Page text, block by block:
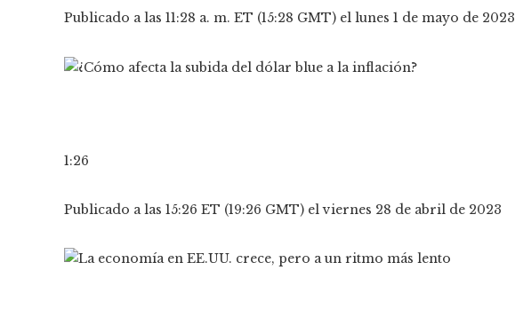
Publicado a las 11:28 a. m. ET (15:28 GMT) el lunes 1 de mayo de 2023
1:26
Publicado a las 15:26 ET (19:26 GMT) el viernes 28 de abril de 2023